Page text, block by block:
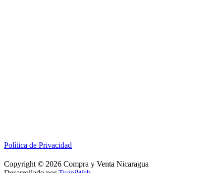
Política de Privacidad
Copyright © 2026 Compra y Venta Nicaragua